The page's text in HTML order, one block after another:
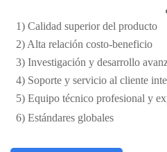
1) Calidad superior del producto
2) Alta relación costo-beneficio
3) Investigación y desarrollo
4) Soporte y servicio al cliente
5) Equipo técnico profesional y
6) Estándares globales